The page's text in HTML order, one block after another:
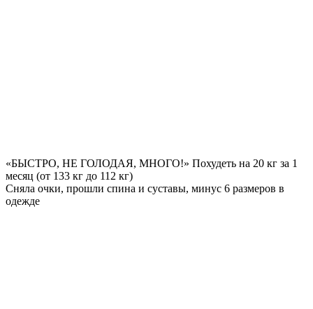
«БЫСТРО, НЕ ГОЛОДАЯ, МНОГО!» Похудеть на 20 кг за 1
месяц (от 133 кг до 112 кг)
Сняла очки, прошли спина и суставы, минус 6 размеров в
одежде